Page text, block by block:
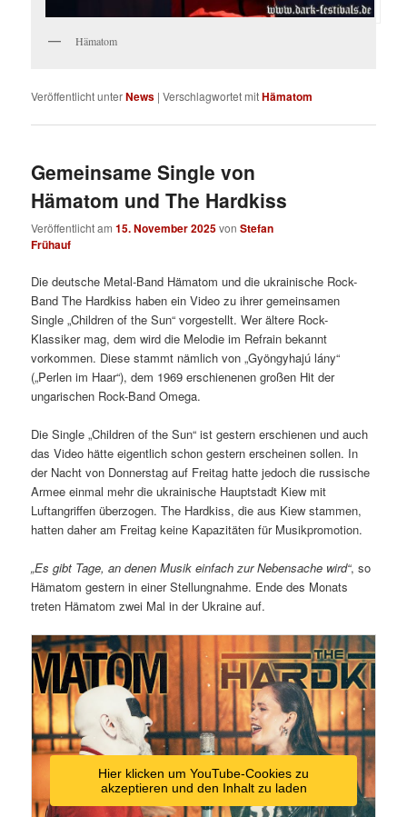
Hämatom
Veröffentlicht unterNews |Verschlagwortet mitHämatom
Gemeinsame Single von
Hämatom und The Hardkiss
Veröffentlicht am15. November 2025vonStefan
Frühauf
Die deutsche Metal-Band Hämatom und die ukrainische Rock-
Band The Hardkiss haben ein Video zu ihrer gemeinsamen
Single „Children of the Sun“ vorgestellt. Wer ältere Rock-
Klassiker mag, dem wird die Melodie im Refrain bekannt
vorkommen. Diese stammt nämlich von „Gyöngyhajú lány“
(„Perlen im Haar“), dem 1969 erschienenen großen Hit der
ungarischen Rock-Band Omega.
Die Single „Children of the Sun“ ist gestern erschienen und auch
das Video hätte eigentlich schon gestern erscheinen sollen. In
der Nacht von Donnerstag auf Freitag hatte jedoch die russische
Armee einmal mehr die ukrainische Hauptstadt Kiew mit
Luftangriffen überzogen. The Hardkiss, die aus Kiew stammen,
hatten daher am Freitag keine Kapazitäten für Musikpromotion.
„Es gibt Tage, an denen Musik einfach zur Nebensache wird“, so
Hämatom gestern in einer Stellungnahme. Ende des Monats
treten Hämatom zwei Mal in der Ukraine auf.
Hier klicken um YouTube-Cookies zu
akzeptieren und den Inhalt zu laden